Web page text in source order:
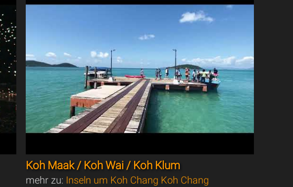
Koh Maak / Koh Wai / Koh Klum
mehr zu: Inseln um Koh Chang Koh Chang